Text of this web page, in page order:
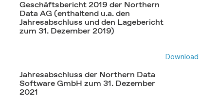
Geschäftsbericht 2019 der Northern
Data AG (enthaltend u.a. den
Jahresabschluss und den Lagebericht
zum 31. Dezember 2019)
Jahresabschluss der Northern Data
Software GmbH zum 31. Dezember
2021
Download